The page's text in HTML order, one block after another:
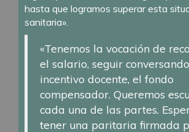
hasta que logramos superar esta
sanitaria».
«Tenemos la vocación de
el salario, seguir
incentivo docente, el fondo
compensador. Queremos
cada una de las partes.
tener una paritaria firmada